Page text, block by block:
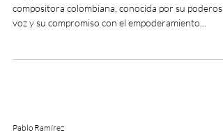
compositora colombiana, conocida por su poderosa
voz y su compromiso con el empoderamiento...
Pablo Ramírez